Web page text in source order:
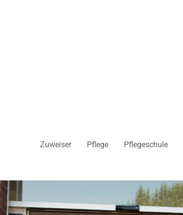
Zuweiser Pflege Pflegeschule